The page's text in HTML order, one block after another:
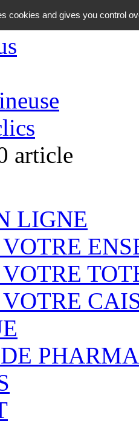
article
LIGNE
cookies and gives you control